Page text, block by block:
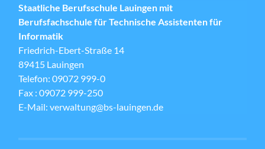
Staatliche Berufsschule Lauingen mit
Berufsfachschule für Technische Assistenten für
Informatik
Friedrich-Ebert-Straße 14
89415 Lauingen
Telefon: 09072 999-0
Fax : 09072 999-250
E-Mail: verwaltung@bs-lauingen.de